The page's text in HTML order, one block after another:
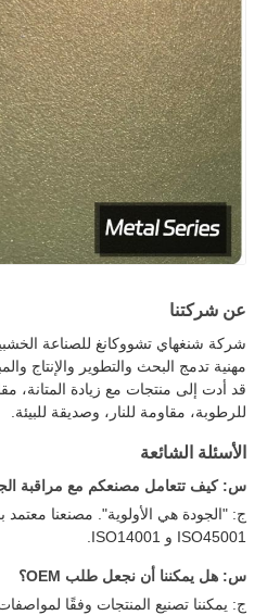
عن شركتنا
شركة شنغهاي تشووكانغ للصناعة الخشبية
مهنية تدمج البحث والتطوير والإنتاج
قد أدت إلى منتجات مع زيادة المتانة، مقاومة
للرطوبة، مقاومة للنار، وصديقة للبيئة.
الأسئلة الشائعة
س: كيف تتعامل مصنعكم مع مراقبة الجودة؟
ISO45001 و ISO14001.
س: هل يمكننا أن نجعل طلب OEM؟
ج: يمكننا تصنيع المنتجات وفقًا لمواصفات